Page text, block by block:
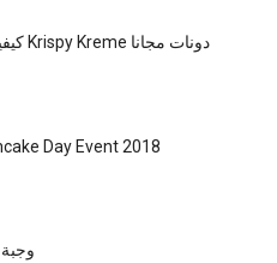
كيفية الحصول على Krispy Kreme دونات مجانا
Day Event 2018
وجبة